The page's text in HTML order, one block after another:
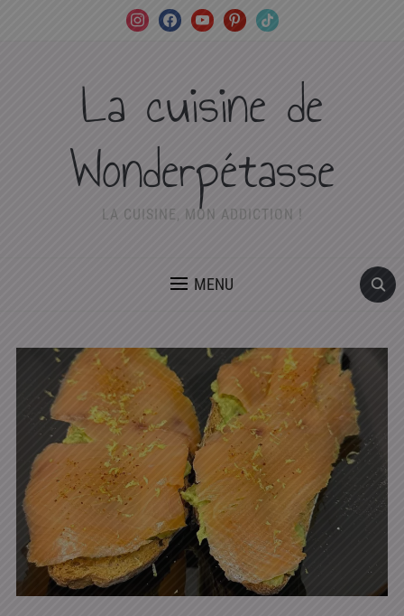
instagramfacebookyoutubepinteresttiktok
La cuisine de
Wonderpétasse
LA CUISINE, MON ADDICTION !
MENU